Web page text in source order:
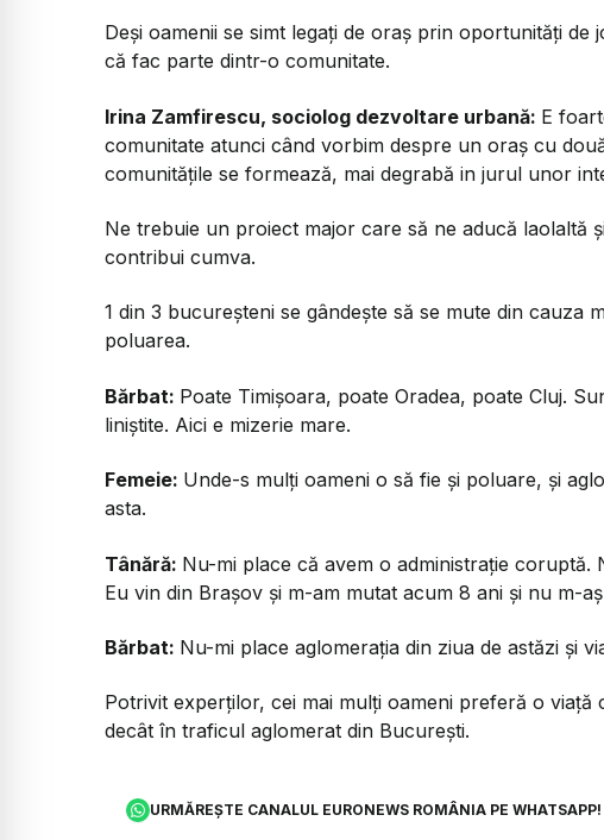
Deși oamenii se simt legați de oraș prin oportunități
că fac parte dintr-o comunitate.
Irina Zamfirescu, sociolog dezvoltare urbană: E
comunitate atunci când vorbim despre un oraș cu
comunitățile se formează, mai degrabă in jurul unor
Ne trebuie un proiect major care să ne aducă laolaltă
contribui cumva.
1 din 3 bucureșteni se gândește să se mute din cauza
poluarea.
Bărbat: Poate Timișoara, poate Oradea, poate Cluj.
liniștite. Aici e mizerie mare.
Femeie: Unde-s mulți oameni o să fie și poluare, și
asta.
Tânără: Nu-mi place că avem o administrație
Eu vin din Brașov și m-am mutat acum 8 ani și nu m-
Bărbat: Nu-mi place aglomerația din ziua de astăzi și
Potrivit experților, cei mai mulți oameni preferă o
decât în traficul aglomerat din București.
URMĂREȘTE CANALUL EURONEWS ROMÂNIA PE WHATSAPP!